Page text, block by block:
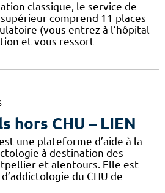
classique, le service de
comprend 11 places
(vous entrez à l’hôpital
et vous ressort
hors CHU – LIEN
une plateforme d’aide à la
à destination des
et alentours. Elle est
du CHU de